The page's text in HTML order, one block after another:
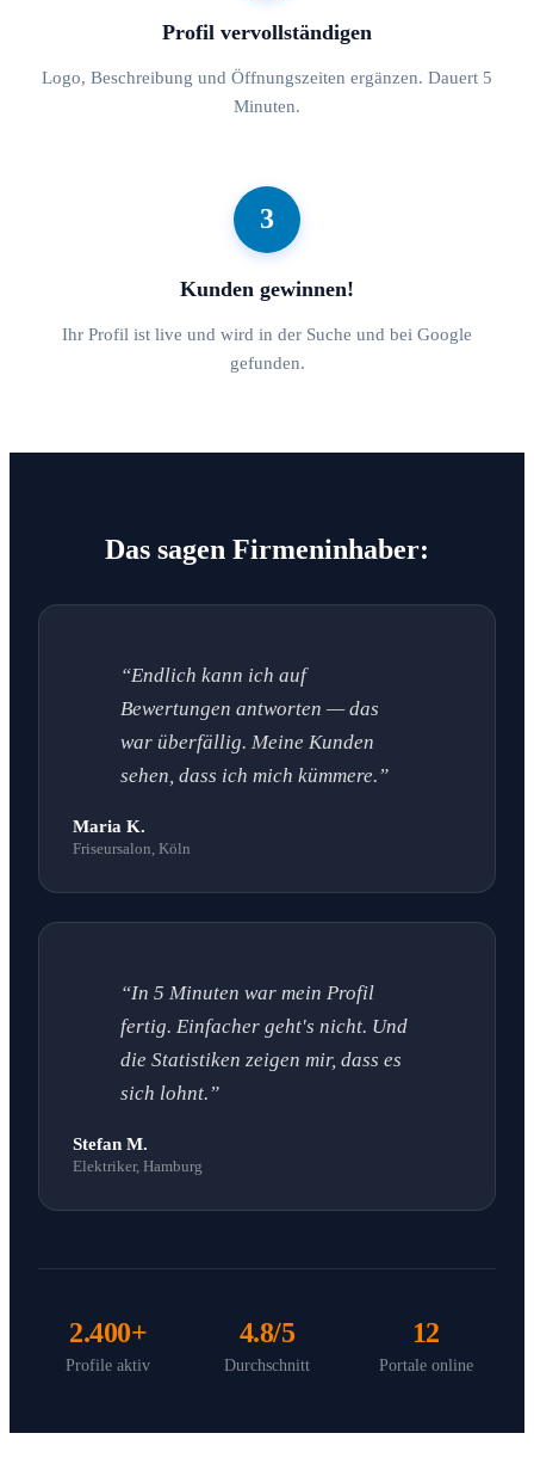
Profil vervollständigen
Logo, Beschreibung und Öffnungszeiten ergänzen. Dauert 5
Minuten.
3
Kunden gewinnen!
Ihr Profil ist live und wird in der Suche und bei Google
gefunden.
Das sagen Firmeninhaber:
“Endlich kann ich auf
Bewertungen antworten — das
war überfällig. Meine Kunden
sehen, dass ich mich kümmere.”
Maria K.
Friseursalon, Köln
“In 5 Minuten war mein Profil
fertig. Einfacher geht's nicht. Und
die Statistiken zeigen mir, dass es
sich lohnt.”
Stefan M.
Elektriker, Hamburg
2.400+
Profile aktiv
4.8/5
Durchschnitt
12
Portale online